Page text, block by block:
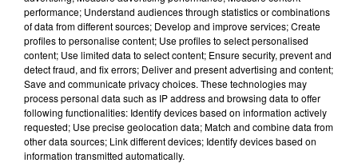
Côte-d'Or : les Sarkozystes
réunis à Beaune autour d'Eric
Ciotti
Le comité de soutien de Nicolas
Sarkozy en Côte-d'Or a invité ce
mardi 8 novembre à Beaune le
performance; Understand audiences through statistics or combinations
of data from different sources; Develop and improve services; Create
profiles to personalise content; Use profiles to select personalised
content; Use limited data to select content; Ensure security, prevent and
detect fraud, and fix errors; Deliver and present advertising and content;
Save and communicate privacy choices. These technologies may
process personal data such as IP address and browsing data to offer
following functionalities: Identify devices based on information actively
requested; Use precise geolocation data; Match and combine data from
other data sources; Link different devices; Identify devices based on
information transmitted automatically.